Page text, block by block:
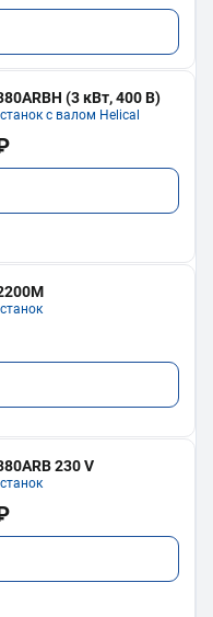
(3 кВт, 400 В)
с валом Helical
230 V